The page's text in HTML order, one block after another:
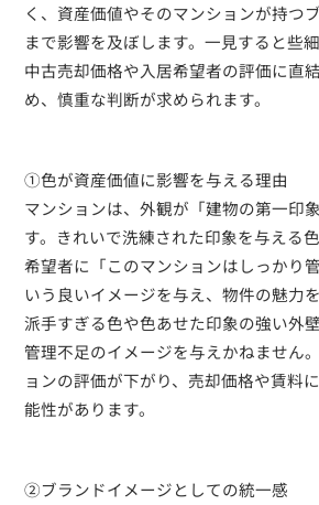
く、資産価値やそのマンションが持つ
まで影響を及ぼします。一見すると些
中古売却価格や入居希望者の評価に直
め、慎重な判断が求められます。
①色が資産価値に影響を与える理由
マンションは、外観が「建物の第一印
す。きれいで洗練された印象を与える
希望者に「このマンションはしっかり
いう良いイメージを与え、物件の魅力
派手すぎる色や色あせた印象の強い外
管理不足のイメージを与えかねません
ョンの評価が下がり、売却価格や賃料
能性があります。
②ブランドイメージとしての統一感